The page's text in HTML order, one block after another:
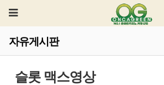
자유게시판
슬롯 맥스영상